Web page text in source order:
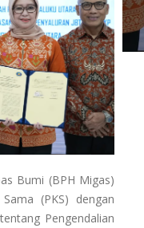
Bumi (BPH Migas)
(PKS) dengan
Pengendalian